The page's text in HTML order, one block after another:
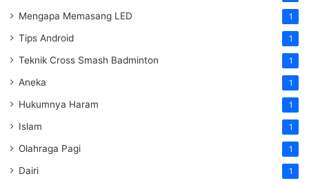
Mengapa Memasang LED 1
Tips Android 1
Teknik Cross Smash Badminton 1
Aneka 1
Hukumnya Haram 1
Islam 1
Olahraga Pagi 1
Dairi 1